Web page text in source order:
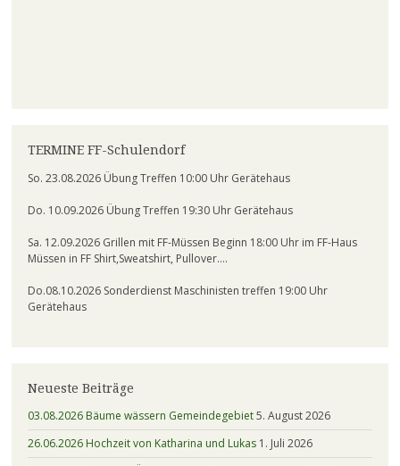
TERMINE FF-Schulendorf
So. 23.08.2026 Übung Treffen 10:00 Uhr Gerätehaus
Do. 10.09.2026 Übung Treffen 19:30 Uhr Gerätehaus
Sa. 12.09.2026 Grillen mit FF-Müssen Beginn 18:00 Uhr im FF-Haus
Müssen in FF Shirt,Sweatshirt, Pullover….
Do.08.10.2026 Sonderdienst Maschinisten treffen 19:00 Uhr
Gerätehaus
Neueste Beiträge
03.08.2026 Bäume wässern Gemeindegebiet5. August 2026
26.06.2026 Hochzeit von Katharina und Lukas 1. Juli 2026